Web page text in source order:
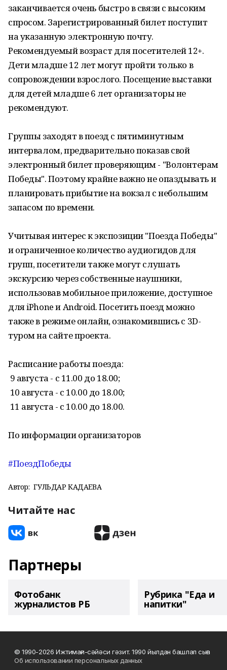
заканчивается очень быстро в связи с высоким
спросом. Зарегистрированный билет поступит
на указанную электронную почту.
Рекомендуемый возраст для посетителей 12+.
Дети младше 12 лет могут пройти только в
сопровождении взрослого. Посещение выставки
для детей младше 6 лет организаторы не
рекомендуют.
Группы заходят в поезд с пятиминутным
интервалом, предварительно показав свой
электронный билет проверяющим - "Волонтерам
Победы". Поэтому крайне важно не опаздывать и
планировать прибытие на вокзал с небольшим
запасом по времени.
Учитывая интерес к экспозиции "Поезда Победы"
и ограниченное количество аудиогидов для
групп, посетители также могут слушать
экскурсию через собственные наушники,
использовав мобильное приложение, доступное
для iPhone и Android. Посетить поезд можно
также в режиме онлайн, ознакомившись с 3D-
туром на сайте проекта.
Расписание работы поезда:
9 августа - с 11.00 до 18.00;
10 августа - с 10.00 до 18.00;
11 августа - с 10.00 до 18.00.
По информации организаторов
#ПоездПобеды
Автор: ГУЛЬДАР КАДАЕВА
Читайте нас
Партнеры
Фотобанк
журналистов РБ
Рубрика "Еда и
напитки"
© 1990-2026 Ижтимағи-сәйәси гәзит. 1990 йылдан башлап сыға
Об использовании персональных данных